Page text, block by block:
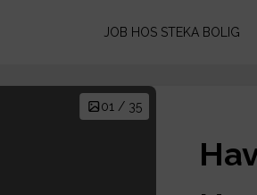
JOB HOS STEKA BOLIG
01 / 35